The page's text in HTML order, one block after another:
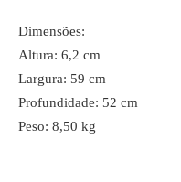
Dimensões:
Altura: 6,2 cm
Largura: 59 cm
Profundidade: 52 cm
Peso: 8,50 kg